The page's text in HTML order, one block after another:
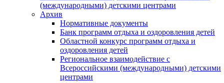
(международными) детскими центрами
Архив
Нормативные документы
Банк программ отдыха и оздоровления детей
Областной конкурс программ отдыха и
оздоровления детей
Региональное взаимодействие с
Всероссийскими (международными) детскими
центрами